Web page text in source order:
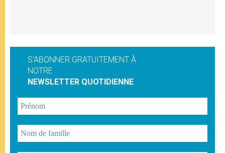
S'ABONNER GRATUITEMENT À
NOTRE
NEWSLETTER QUOTIDIENNE